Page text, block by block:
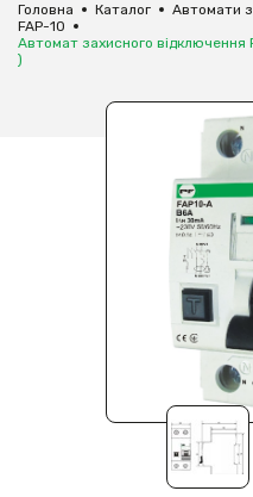
Головна Каталог
Автомати
FAP-10
Автомат захисного
)